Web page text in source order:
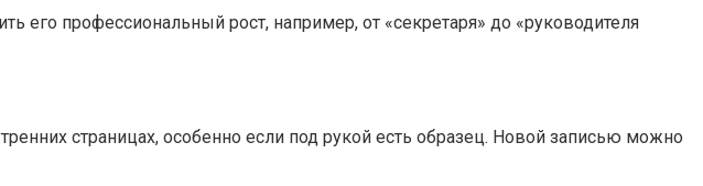
его профессиональный рост, например, от «секретаря» до «руководителя
страницах, особенно если под рукой есть образец. Новой записью можно